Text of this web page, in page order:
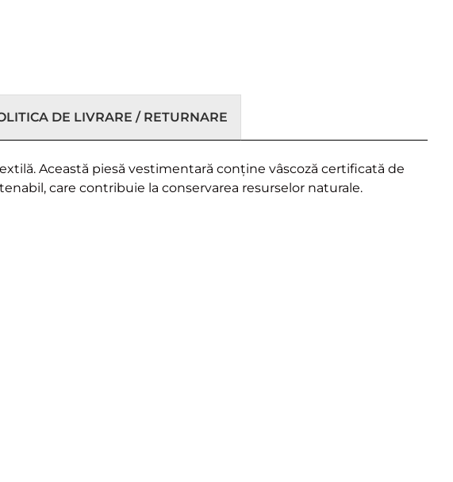
DE LIVRARE / RETURNARE
Această piesă vestimentară conține vâscoză certificată de
care contribuie la conservarea resurselor naturale.